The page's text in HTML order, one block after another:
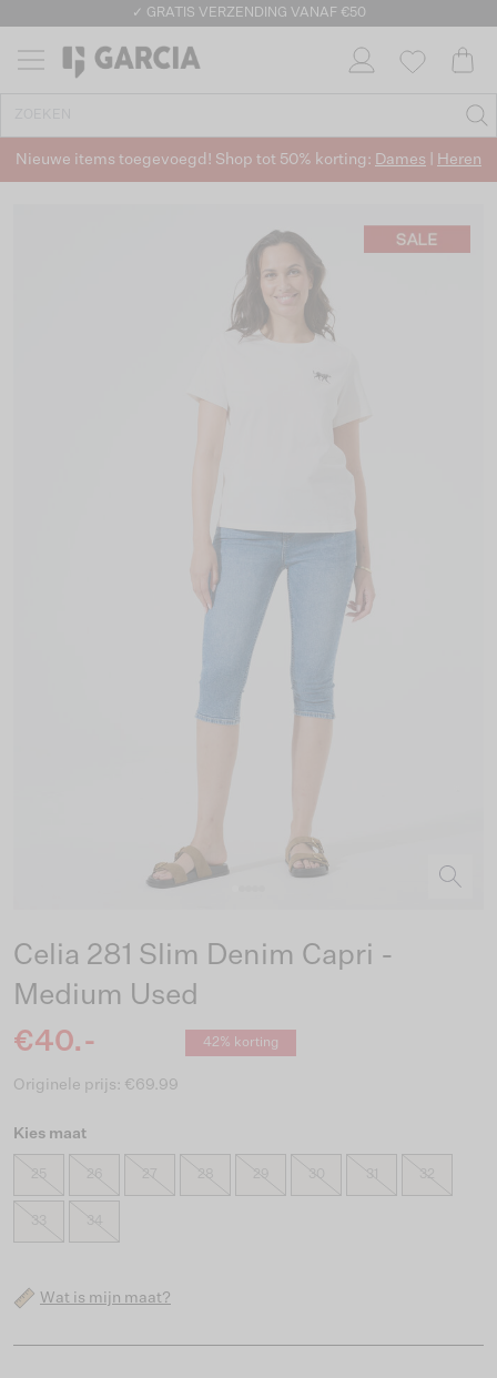
✓ GRATIS VERZENDING VANAF €50
Nieuwe items toegevoegd! Shop tot 50% korting: Dames Heren
Celia 281 Slim Denim Capri -
Medium Used
€40.-
42% korting
Originele prijs: €69.99
Kies maat
25 26 27 28 29 30 31 32
33 34
Wat is mijn maat?